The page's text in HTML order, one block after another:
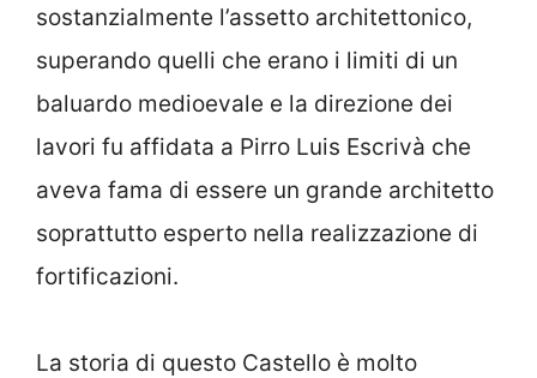
sostanzialmente l’assetto architettonico,
superando quelli che erano i limiti di un
baluardo medioevale e la direzione dei
lavori fu affidata a Pirro Luis Escrivà che
aveva fama di essere un grande architetto
soprattutto esperto nella realizzazione di
fortificazioni.
La storia di questo Castello è molto